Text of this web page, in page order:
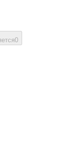
0